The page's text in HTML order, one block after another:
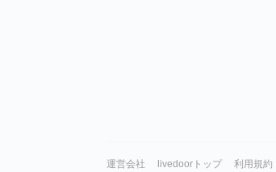
運営会社 livedoorトップ 利用規約